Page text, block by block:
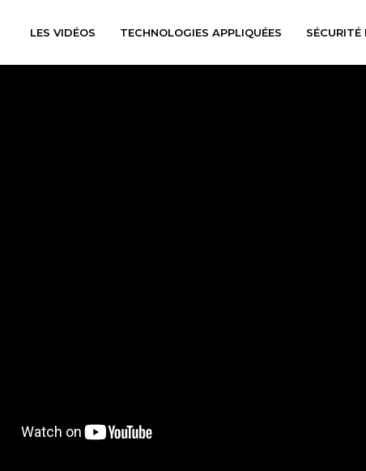
LES VIDÉOS TECHNOLOGIES APPLIQUÉES SÉCURITÉ